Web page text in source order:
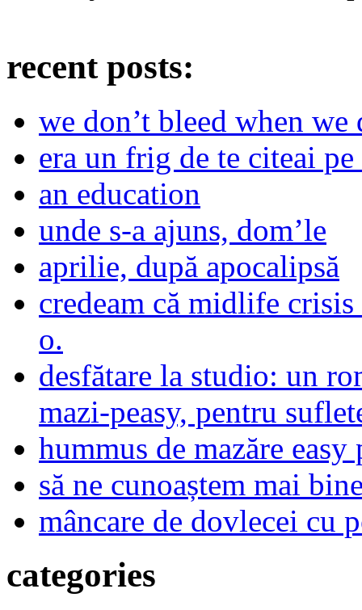
recent posts:
we don’t bleed when we
era un frig de te citeai
an education
unde s-a ajuns, dom’le
aprilie, după apocalipsă
credeam că midlife crisis
o.
desfătare la studio: un
mazi-peasy, pentru
hummus de mazăre easy
să ne cunoaștem mai
mâncare de dovlecei cu
categories